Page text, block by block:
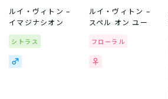
ルイ・ヴィトン –
イマジナシオン
シトラス
ルイ・ヴィトン –
スペル オン ユー
フローラル